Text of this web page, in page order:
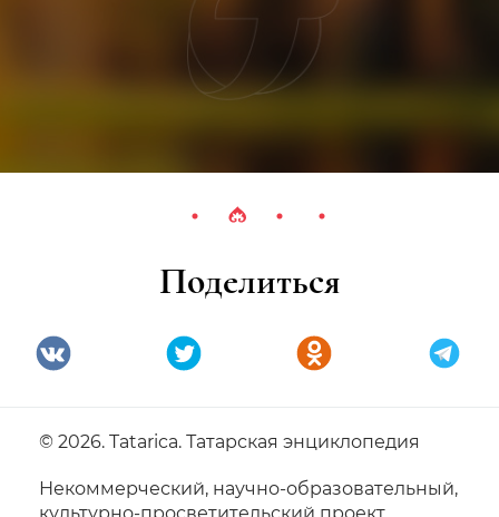
Поделиться
© 2026. Tatarica. Татарская энциклопедия
Некоммерческий, научно-образовательный,